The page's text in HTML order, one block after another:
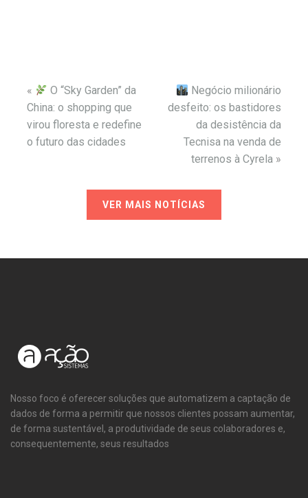
«
O “Sky Garden” da
China: o shopping que
virou floresta e redefine
o futuro das cidades
Negócio milionário
desfeito: os bastidores
da desistência da
Tecnisa na venda de
terrenos à Cyrela »
VER MAIS NOTÍCIAS
Nosso foco é oferecer soluções que automatizem a captação de
dados de forma a permitir que nossos clientes possam aumentar,
de forma sustentável, a produtividade de seus colaboradores e,
consequentemente, seus resultados